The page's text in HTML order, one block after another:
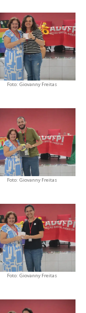
Foto: Giovanny Freitas
Foto: Giovanny Freitas
Foto: Giovanny Freitas